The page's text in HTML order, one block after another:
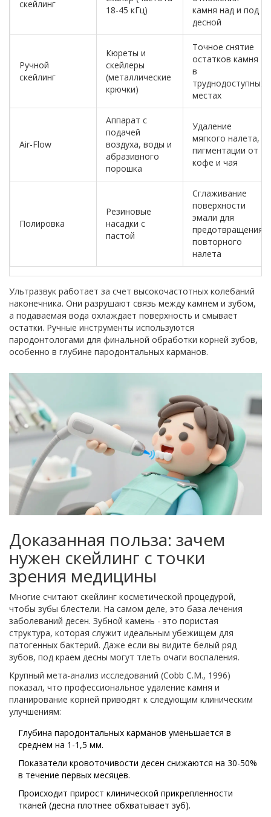
скейлинг
18-45 кГц)
камня над и под
десной
Ручной
скейлинг
Кюреты и
скейлеры
(металлические
крючки)
Точное снятие
остатков камня
в
труднодоступных
местах
Air-Flow
Аппарат с
подачей
воздуха, воды и
абразивного
порошка
Удаление
мягкого налета,
пигментации от
кофе и чая
Полировка
Резиновые
насадки с
пастой
Сглаживание
поверхности
эмали для
предотвращения
повторного
налета
Ультразвук работает за счет высокочастотных колебаний
наконечника. Они разрушают связь между камнем и зубом,
а подаваемая вода охлаждает поверхность и смывает
остатки. Ручные инструменты используются
пародонтологами для финальной обработки корней зубов,
особенно в глубине пародонтальных карманов.
Доказанная польза: зачем
нужен скейлинг с точки
зрения медицины
Многие считают скейлинг косметической процедурой,
чтобы зубы блестели. На самом деле, это база лечения
заболеваний десен. Зубной камень - это пористая
структура, которая служит идеальным убежищем для
патогенных бактерий. Даже если вы видите белый ряд
зубов, под краем десны могут тлеть очаги воспаления.
Крупный мета-анализ исследований (Cobb C.M., 1996)
показал, что профессиональное удаление камня и
планирование корней приводят к следующим клиническим
улучшениям:
Глубина пародонтальных карманов уменьшается в
среднем на 1-1,5 мм.
Показатели кровоточивости десен снижаются на 30-50%
в течение первых месяцев.
Происходит прирост клинической прикрепленности
тканей (десна плотнее обхватывает зуб).